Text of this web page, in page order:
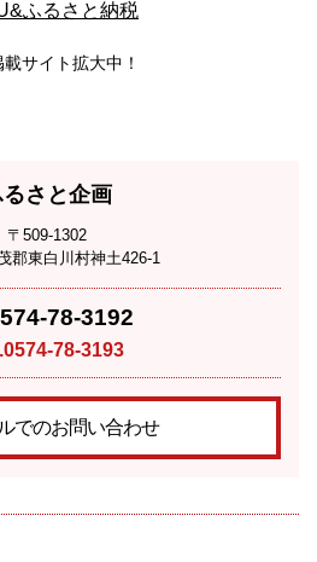
ふるさと納税
サイト拡大中！
さと企画
〒509-1302
郡東白川村神土426-1
78-3192
78-3193
でのお問い合わせ